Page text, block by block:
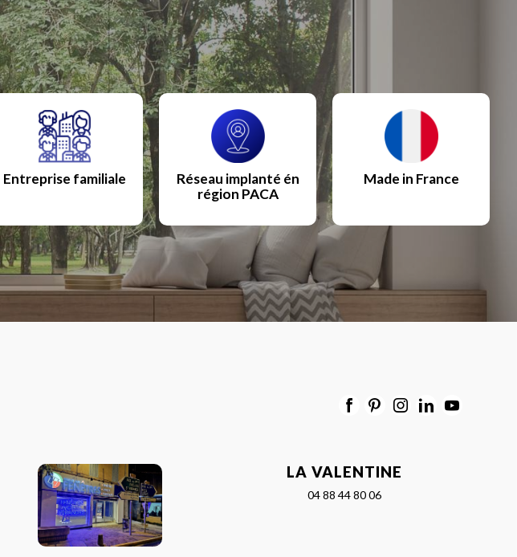
Entreprise familiale
Réseau implanté én
région PACA
Made in France
LA VALENTINE
04 88 44 80 06